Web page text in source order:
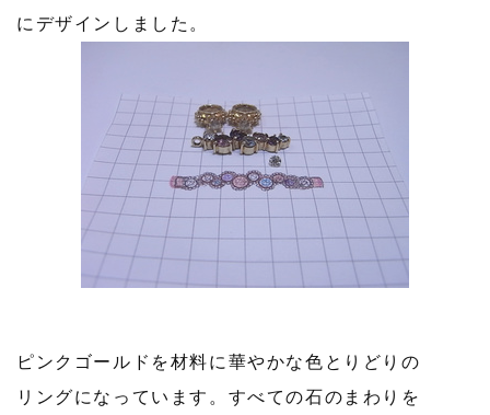
にデザインしました。
ピンクゴールドを材料に華やかな色とりどりの
リングになっています。すべての石のまわりを